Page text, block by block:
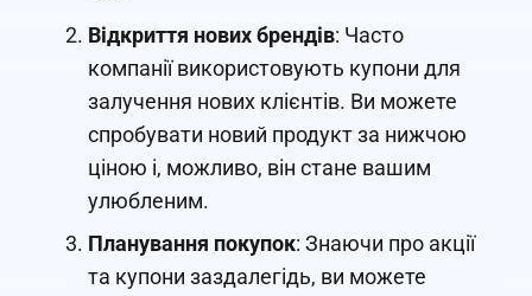
Відкриття нових брендів: Часто
компанії використовують купони для
залучення нових клієнтів. Ви можете
спробувати новий продукт за нижчою
ціною і, можливо, він стане вашим
улюбленим.
Планування покупок: Знаючи про акції
та купони заздалегідь, ви можете